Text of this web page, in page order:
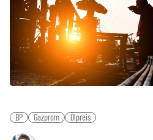
BP Gazprom Ölpreis